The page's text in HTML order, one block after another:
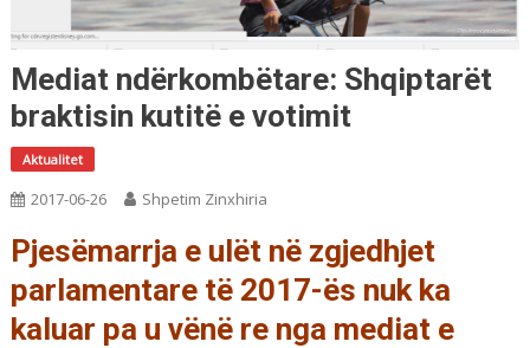
Mediat ndërkombëtare: Shqiptarët
braktisin kutitë e votimit
Aktualitet
2017-06-26 Shpetim Zinxhiria
Pjesëmarrja e ulët në zgjedhjet
parlamentare të 2017-ës nuk ka
kaluar pa u vënë re nga mediat e